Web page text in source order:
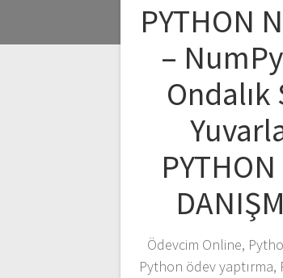
PYTHON
–
Ondalık
Ödevcim Online,
Python ödev yaptırma,